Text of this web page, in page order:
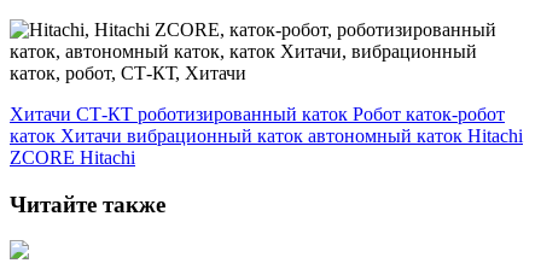
Хитачи СТ-КТ роботизированный каток Робот каток-робот
каток Хитачи вибрационный каток автономный каток Hitachi
ZCORE Hitachi
Читайте также